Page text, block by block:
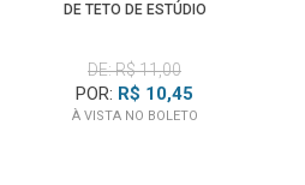
DE TETO DE ESTÚDIO
DE: R$ 11,00
POR: R$ 10,45
À VISTA NO BOLETO